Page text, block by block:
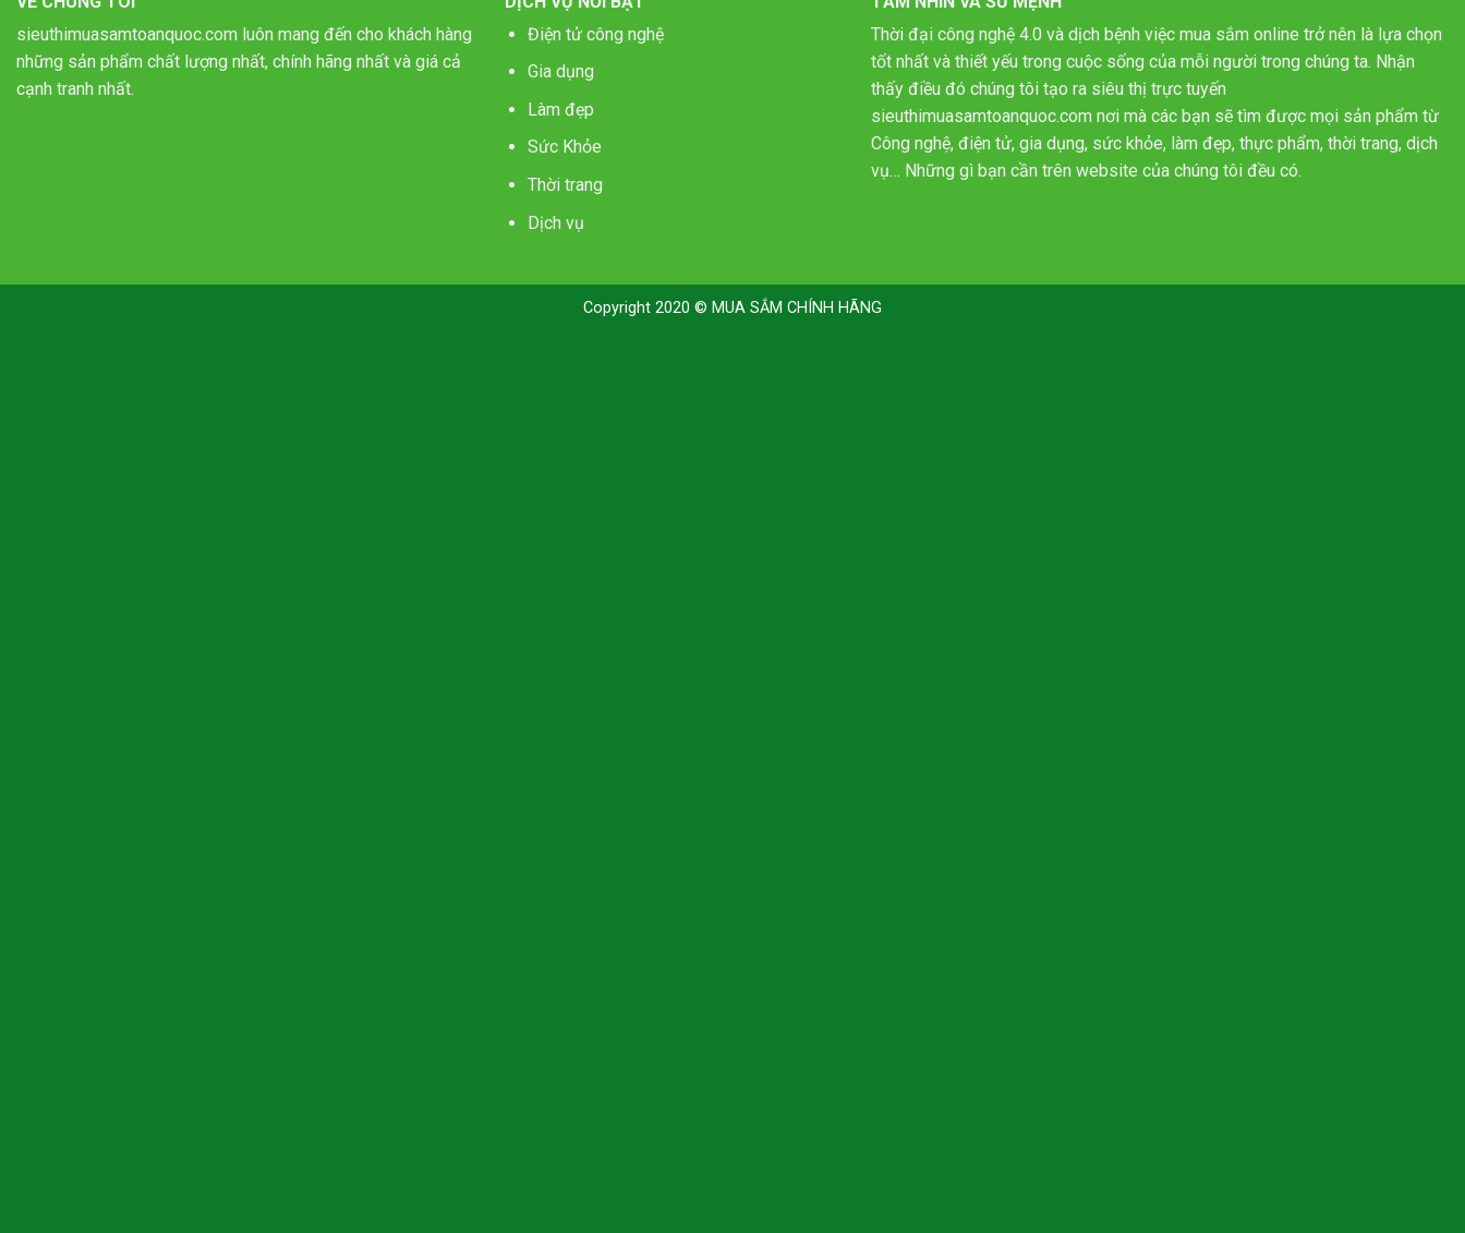
sieuthimuasamtoanquoc.com luôn mang đến cho khách hàng
những sản phẩm chất lượng nhất, chính hãng nhất và giá cả
cạnh tranh nhất.
Điện tử công nghệ
Gia dụng
Làm đẹp
Sức Khỏe
Thời trang
Dịch vụ
Thời đại công nghệ 4.0 và dịch bệnh việc mua sắm online trở nên là lựa chọn
tốt nhất và thiết yếu trong cuộc sống của mỗi người trong chúng ta. Nhận
thấy điều đó chúng tôi tạo ra siêu thị trực tuyến
sieuthimuasamtoanquoc.com nơi mà các bạn sẽ tìm được mọi sản phẩm từ
Công nghệ, điện tử, gia dụng, sức khỏe, làm đẹp, thực phẩm, thời trang, dịch
vụ… Những gì bạn cần trên website của chúng tôi đều có.
Copyright 2020 © MUA SẮM CHÍNH HÃNG